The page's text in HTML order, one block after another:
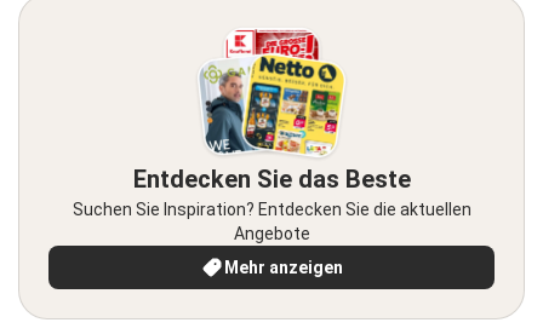
Entdecken Sie das Beste
Suchen Sie Inspiration? Entdecken Sie die aktuellen
Angebote
Mehr anzeigen